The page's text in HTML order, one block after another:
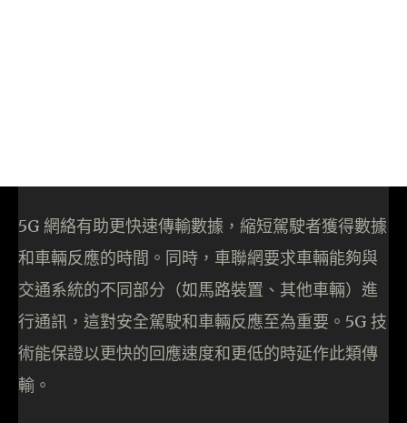
5G 網絡有助更快速傳輸數據，縮短駕駛者獲得數據
和車輛反應的時間。同時，車聯網要求車輛能夠與
交通系統的不同部分（如馬路裝置、其他車輛）進
行通訊，這對安全駕駛和車輛反應至為重要。5G 技
術能保證以更快的回應速度和更低的時延作此類傳
輸。